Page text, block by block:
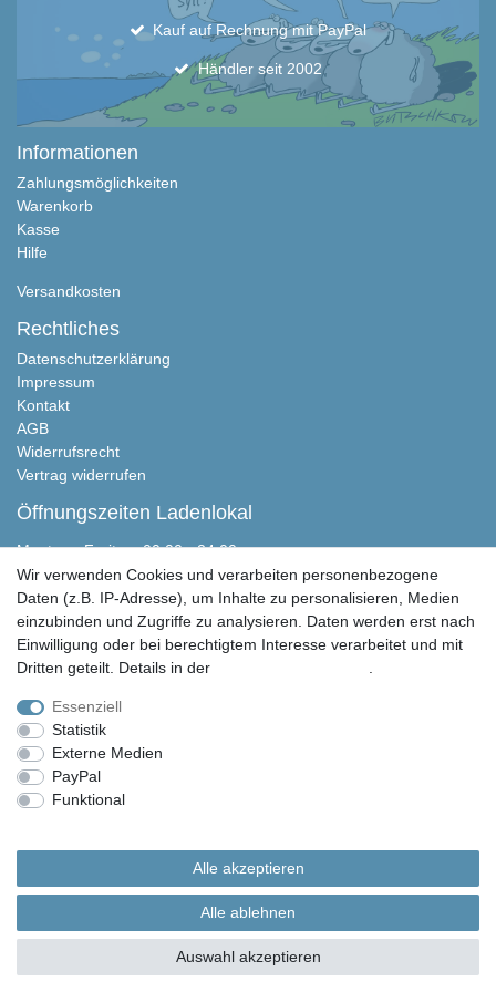
Kauf auf Rechnung mit PayPal
Händler seit 2002
Informationen
Zahlungsmöglichkeiten
Warenkorb
Kasse
Hilfe
Versandkosten
Rechtliches
Datenschutzerklärung
Impressum
Kontakt
AGB
Widerrufsrecht
Vertrag widerrufen
Öffnungszeiten Ladenlokal
Montag - Freitag, 00:00 - 24:00
Samstag nach Absprache
Sonntag geschlossen
Peter Butschkow Shop
Martensen Handels & Service GmbH
Eichweberstraße 4
D-25821 Bredstedt
04671 943 349 0
04671 943 349 150
info@peter-butschkow.de
Alle Rechte vorbehalten.
Alle in den Webseiten erwähnten Geräte- und Zubehörbezeichnungen dienen lediglich
Wir verwenden Cookies und verarbeiten personenbezogene
Daten (z.B. IP-Adresse), um Inhalte zu personalisieren, Medien
einzubinden und Zugriffe zu analysieren. Daten werden erst nach
Einwilligung oder bei berechtigtem Interesse verarbeitet und mit
Dritten geteilt. Details in der
Essenziell
Statistik
Externe Medien
PayPal
Funktional
Alle akzeptieren
Alle ablehnen
Auswahl akzeptieren